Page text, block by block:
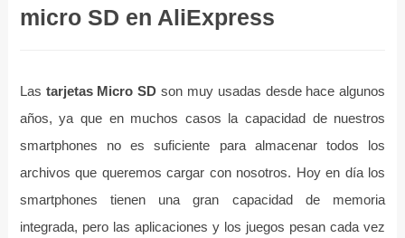
micro SD en AliExpress
Las tarjetas Micro SD son muy usadas desde hace algunos
años, ya que en muchos casos la capacidad de nuestros
smartphones no es suficiente para almacenar todos los
archivos que queremos cargar con nosotros. Hoy en día los
smartphones tienen una gran capacidad de memoria
integrada, pero las aplicaciones y los juegos pesan cada vez